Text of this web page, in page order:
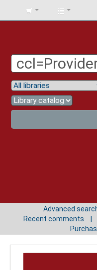
BIBLIOTECA
Advanced
Recent comments